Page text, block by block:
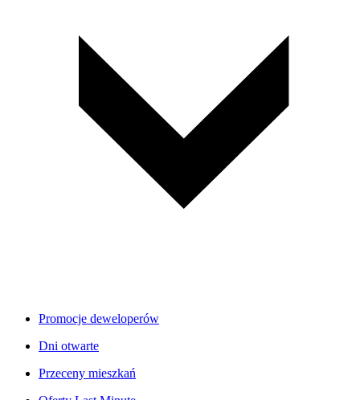
Promocje deweloperów
Dni otwarte
Przeceny mieszkań